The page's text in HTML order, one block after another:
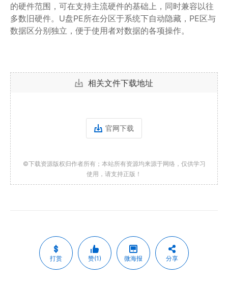
的硬件范围，可在支持主流硬件的基础上，同时兼容以往
多数旧硬件。U盘PE所在分区于系统下自动隐藏，PE区与
数据区分别独立，便于使用者对数据的各项操作。
相关文件下载地址
官网下载
©下载资源版权归作者所有；本站所有资源均来源于网络，仅供学习
使用，请支持正版！
打赏 赞(1) 微海报 分享